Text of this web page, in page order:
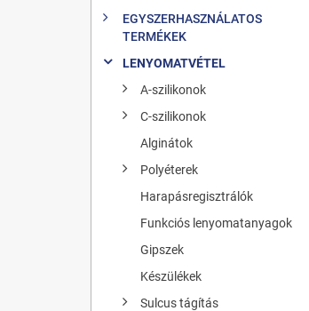
EGYSZERHASZNÁLATOS
TERMÉKEK
LENYOMATVÉTEL
A-szilikonok
C-szilikonok
Alginátok
Polyéterek
Harapásregisztrálók
Funkciós lenyomatanyagok
Gipszek
Készülékek
Sulcus tágítás